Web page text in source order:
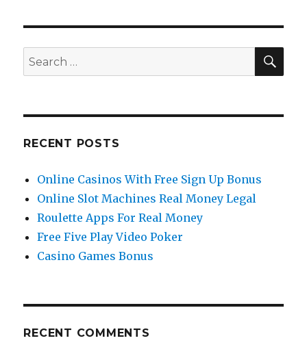
A
Search
for:
RECENT POSTS
Online Casinos With Free Sign Up Bonus
Online Slot Machines Real Money Legal
Roulette Apps For Real Money
Free Five Play Video Poker
Casino Games Bonus
RECENT COMMENTS